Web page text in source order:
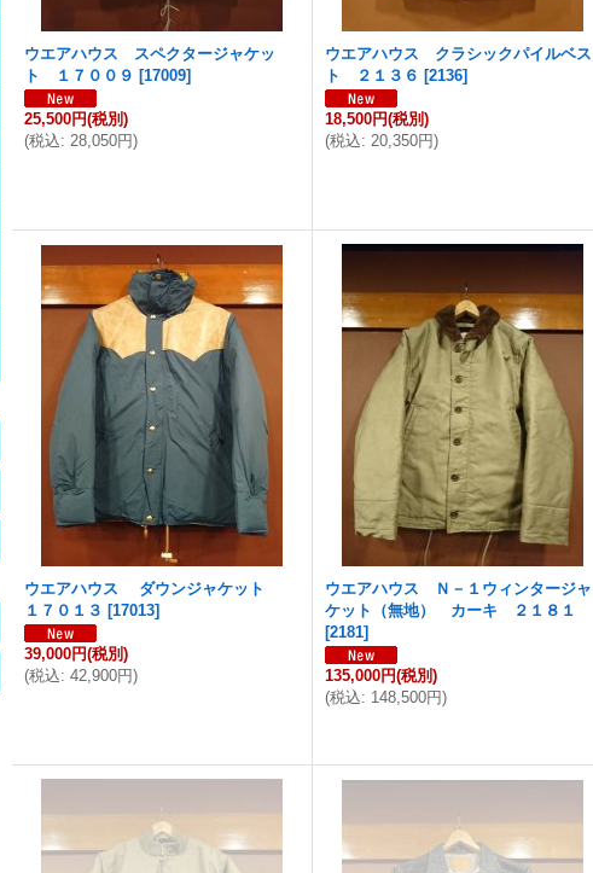
ウエアハウス スペクタージャケッ
ト １７００９ [17009]
25,500円(税別)
(税込: 28,050円)
ウエアハウス クラシックパイルベス
ト ２１３６ [2136]
18,500円(税別)
(税込: 20,350円)
ウエアハウス ダウンジャケット
１７０１３ [17013]
39,000円(税別)
(税込: 42,900円)
ウエアハウス Ｎ－１ウィンタージャ
ケット（無地） カーキ ２１８１
[2181]
135,000円(税別)
(税込: 148,500円)